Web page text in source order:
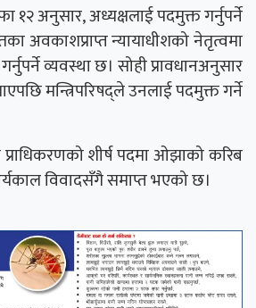
१२ अनुसार, अध्यक्षलाई पदमुक्त गर्नुपर्ने
अवकाशप्राप्त न्यायाधीशको नेतृत्वमा
व्यवस्था छ। सोही प्रावधानअनुसार
मन्त्रिपरिषद्ले उनलाई पदमुक्त गर्ने
शीर्ष पदमा ओझाको करिब
विवादसँगै समाप्त भएको छ।